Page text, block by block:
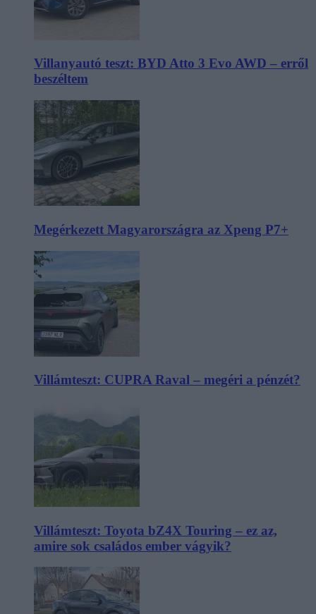
Villanyautó teszt: BYD Atto 3 Evo AWD – erről
beszéltem
Megérkezett Magyarországra az Xpeng P7+
Villámteszt: CUPRA Raval – megéri a pénzét?
Villámteszt: Toyota bZ4X Touring – ez az,
amire sok családos ember vágyik?